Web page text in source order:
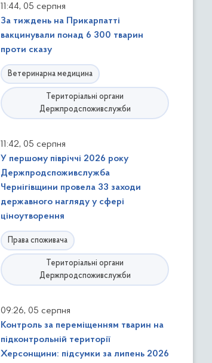
11:44, 05 серпня
За тиждень на Прикарпатті
вакцинували понад 6 300 тварин
проти сказу
Ветеринарна медицина
Територіальні органи
Держпродспоживслужби
11:42, 05 серпня
У першому півріччі 2026 року
Держпродспоживслужба
Чернігівщини провела 33 заходи
державного нагляду у сфері
ціноутворення
Права споживача
Територіальні органи
Держпродспоживслужби
09:26, 05 серпня
Контроль за переміщенням тварин на
підконтрольній території
Херсонщини: підсумки за липень 2026